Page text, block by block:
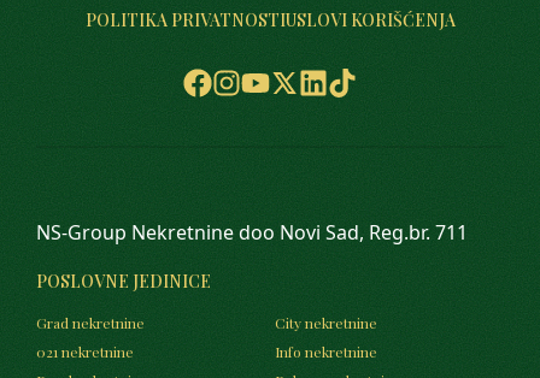
POLITIKA PRIVATNOSTIUSLOVI KORIŠĆENJA
NS-Group Nekretnine doo Novi Sad, Reg.br. 711
POSLOVNE JEDINICE
Grad nekretnine
City nekretnine
021 nekretnine
Info nekretnine